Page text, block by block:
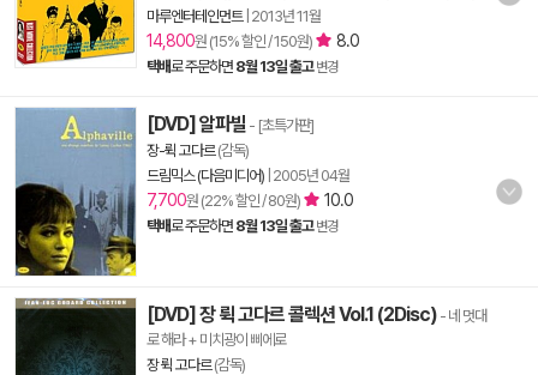
마루엔터테인먼트| 2013년 11월
14,800원 (15% 할인 / 150원) 8.0
택배로 주문하면 8월 13일 출고 변경
[DVD] 알파빌 - [초특가판]
장-뤽 고다르(감독)
드림믹스 (다음미디어) 2005년 04월
7,700원 (22% 할인 / 80원) 10.0
택배로 주문하면 8월 13일 출고 변경
[DVD] 장 뤽 고다르 콜렉션 Vol.1 (2Disc) - 네 멋대
로 해라 + 미치광이 삐에로
장 뤽 고다르(감독)